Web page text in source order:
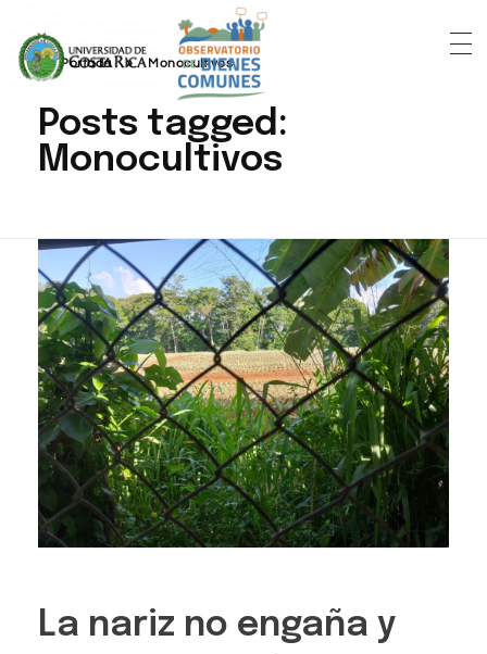
Portada » Monocultivos
Posts tagged:
Monocultivos
La nariz no engaña y